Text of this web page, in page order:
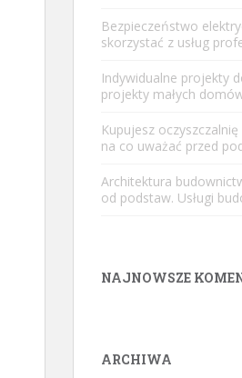
Bezpieczeństwo
skorzystać z usług
Indywidualne projekty
projekty małych
Kupujesz
na co uważać przed
Architektura
od podstaw. Usługi
NAJNOWSZE
ARCHIWA